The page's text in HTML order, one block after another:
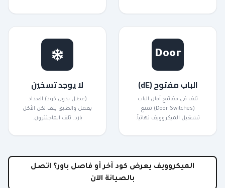
Door
الباب مفتوح (dE)
تلف في مفاتيح أمان الباب
(Door Switches) تمنع
تشغيل الميكروويف نهائياً.
لا يوجد تسخين
(عطل بدون كود) العداد
يعمل والطبق يلف لكن الأكل
بارد. تلف الماجنترون.
الميكروويف يعرض كود آخر أو فاصل باور؟ اتصل
بالصيانة الآن